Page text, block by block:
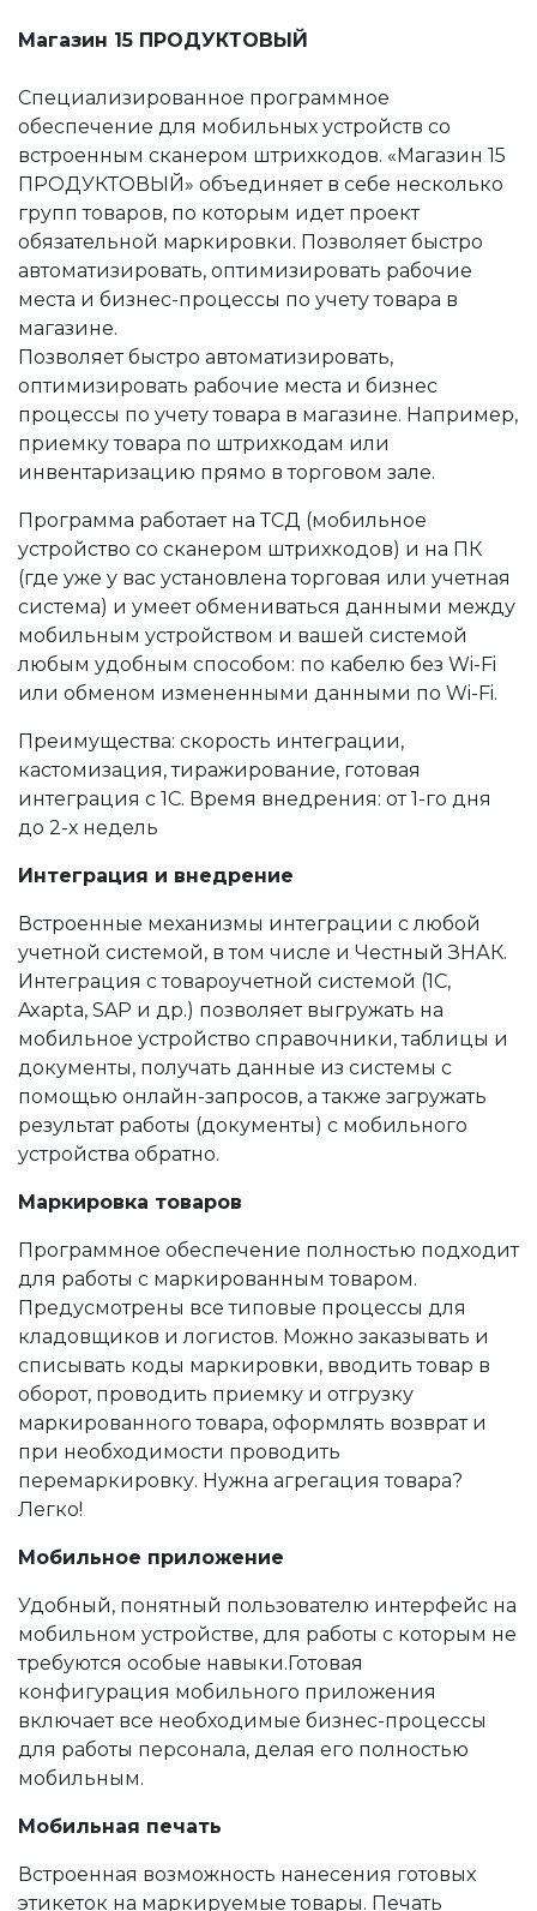
Магазин 15 ПРОДУКТОВЫЙ
Специализированное программное
обеспечение для мобильных устройств со
встроенным сканером штрихкодов. «Магазин 15
ПРОДУКТОВЫЙ» объединяет в себе несколько
групп товаров, по которым идет проект
обязательной маркировки. Позволяет быстро
автоматизировать, оптимизировать рабочие
места и бизнес-процессы по учету товара в
магазине.
Позволяет быстро автоматизировать,
оптимизировать рабочие места и бизнес
процессы по учету товара в магазине. Например,
приемку товара по штрихкодам или
инвентаризацию прямо в торговом зале.
Программа работает на ТСД (мобильное
устройство со сканером штрихкодов) и на ПК
(где уже у вас установлена торговая или учетная
система) и умеет обмениваться данными между
мобильным устройством и вашей системой
любым удобным способом: по кабелю без Wi-Fi
или обменом измененными данными по Wi-Fi.
Преимущества: скорость интеграции,
кастомизация, тиражирование, готовая
интеграция с 1С. Время внедрения: от 1-го дня
до 2-х недель
Интеграция и внедрение
Встроенные механизмы интеграции с любой
учетной системой, в том числе и Честный ЗНАК.
Интеграция с товароучетной системой (1С,
Axapta, SAP и др.) позволяет выгружать на
мобильное устройство справочники, таблицы и
документы, получать данные из системы с
помощью онлайн-запросов, а также загружать
результат работы (документы) с мобильного
устройства обратно.
Маркировка товаров
Программное обеспечение полностью подходит
для работы с маркированным товаром.
Предусмотрены все типовые процессы для
кладовщиков и логистов. Можно заказывать и
списывать коды маркировки, вводить товар в
оборот, проводить приемку и отгрузку
маркированного товара, оформлять возврат и
при необходимости проводить
перемаркировку. Нужна агрегация товара?
Легко!
Мобильное приложение
Удобный, понятный пользователю интерфейс на
мобильном устройстве, для работы с которым не
требуются особые навыки.Готовая
конфигурация мобильного приложения
включает все необходимые бизнес-процессы
для работы персонала, делая его полностью
мобильным.
Мобильная печать
Встроенная возможность нанесения готовых
этикеток на маркируемые товары. Печать